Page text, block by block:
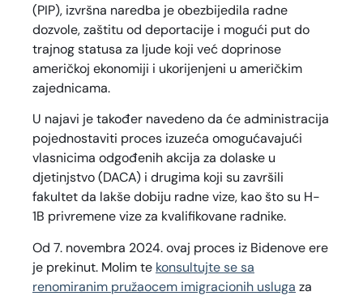
(PIP), izvršna naredba je obezbijedila radne
dozvole, zaštitu od deportacije i mogući put do
trajnog statusa za ljude koji već doprinose
američkoj ekonomiji i ukorijenjeni u američkim
zajednicama.
U najavi je također navedeno da će administracija
pojednostaviti proces izuzeća omogućavajući
vlasnicima odgođenih akcija za dolaske u
djetinjstvo (DACA) i drugima koji su završili
fakultet da lakše dobiju radne vize, kao što su H-
1B privremene vize za kvalifikovane radnike.
Od 7. novembra 2024. ovaj proces iz Bidenove ere
je prekinut. Molim te konsultujte se sa
renomiranim pružaocem imigracionih usluga za